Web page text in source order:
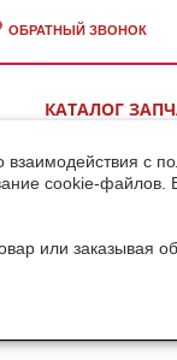
взаимодействия с
cookie-файлов.
или заказывая
ОБРАТНЫЙ ЗВОНОК
КАТАЛОГ